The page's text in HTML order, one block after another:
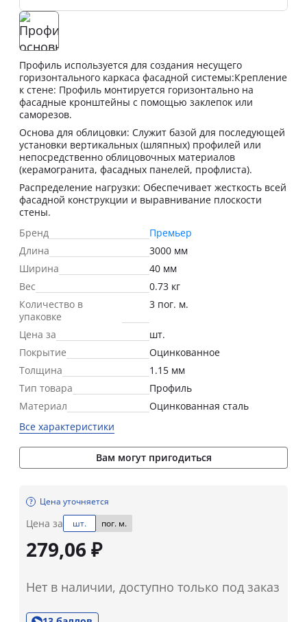
Профиль используется для создания несущего
горизонтального каркаса фасадной системы:Крепление
к стене: Профиль монтируется горизонтально на
фасадные кронштейны с помощью заклепок или
саморезов.
Основа для облицовки: Служит базой для последующей
установки вертикальных (шляпных) профилей или
непосредственно облицовочных материалов
(керамогранита, фасадных панелей, профлиста).
Распределение нагрузки: Обеспечивает жесткость всей
фасадной конструкции и выравнивание плоскости
стены.
Бренд
Премьер
Длина
3000 мм
Ширина
40 мм
Вес
0.73 кг
Количество в
упаковке
3 пог. м.
Цена за
шт.
Покрытие
Оцинкованное
Толщина
1.15 мм
Тип товара
Профиль
Материал
Оцинкованная сталь
Все характеристики
Вам могут пригодиться
Цена уточняется
Цена за шт. пог. м.
279,06 ₽
Нет в наличии, доступно только под заказ